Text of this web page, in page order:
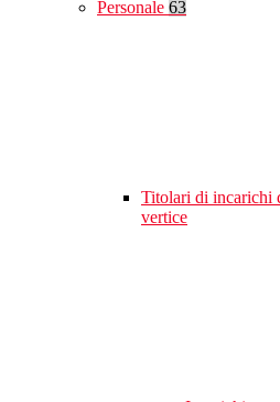
Personale 63
Titolari di incarichi
vertice